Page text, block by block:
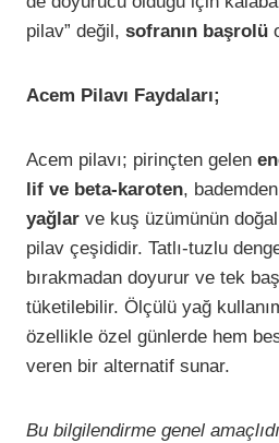
pilav” değil, sofranın başrolü
Acem Pilavı Faydaları;
Acem pilavı; pirinçten gelen
lif ve beta-karoten,
yağlar ve kuş üzümünün
pilav çeşididir. Tatlı-tuzlu
bırakmadan doyurur ve tek
tüketilebilir. Ölçülü yağ
özellikle özel günlerde hem
veren bir alternatif sunar.
Bu bilgilendirme genel